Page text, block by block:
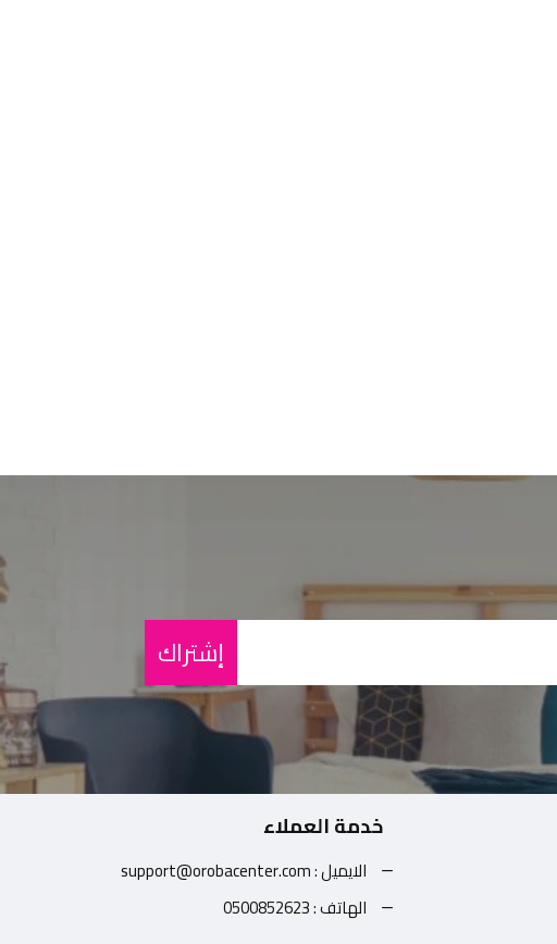
إشتراك
خدمة العملاء
الايميل : support@orobacenter.com
الهاتف : 0500852623